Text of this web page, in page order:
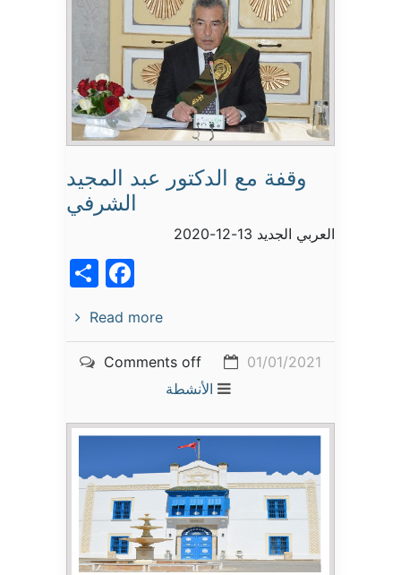
وقفة مع الدكتور عبد المجيد
الشرفي
العربي الجديد 13-12-2020
Read more
01/01/2021
Comments off
الأنشطة